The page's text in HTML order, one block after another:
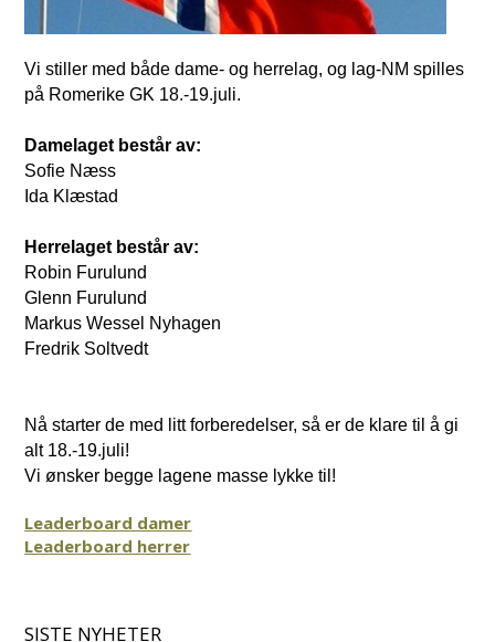
Vi stiller med både dame- og herrelag, og lag-NM spilles
på Romerike GK 18.-19.juli.
Damelaget består av:
Sofie Næss
Ida Klæstad
Herrelaget består av:
Robin Furulund
Glenn Furulund
Markus Wessel Nyhagen
Fredrik Soltvedt
Nå starter de med litt forberedelser, så er de klare til å gi
alt 18.-19.juli!
Vi ønsker begge lagene masse lykke til!
Leaderboard damer
Leaderboard herrer
SISTE NYHETER